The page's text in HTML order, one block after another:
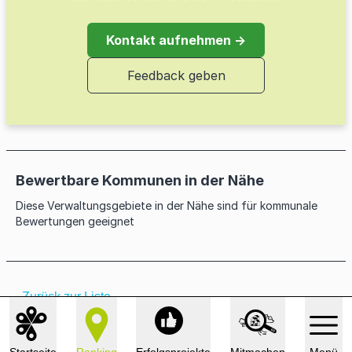
Windkraftanlagen und Windparks der
Kein Greenwashing für Gas
Elektrifizierung ÖPNV
Systemische Mängelerfassung und
Klimaschutzmanagement der Kommune
Monitoring der Klimaschutzmaßnahmen
Klimaschutzfonds/Klimafonds
Transformationsplan zur Dekarbonisierung
vorhandener Fernwärmenetze
Energiemanagement kommunaler
Kontakt aufnehmen →
Feedback geben
Bewertbare Kommunen in der Nähe
Diese Verwaltungsgebiete in der Nähe sind für kommunale
Bewertungen geeignet
← Zurück zur Liste